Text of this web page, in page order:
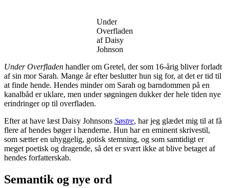
Under
Overfladen
af Daisy
Johnson
Under Overfladen handler om Gretel, der som 16-årig bliver forladt
af sin mor Sarah. Mange år efter beslutter hun sig for, at det er tid til
at finde hende. Hendes minder om Sarah og barndommen på en
kanalbåd er uklare, men under søgningen dukker der hele tiden nye
erindringer op til overfladen.
Efter at have læst Daisy Johnsons Søstre, har jeg glædet mig til at få
flere af hendes bøger i hænderne. Hun har en eminent skrivestil,
som sætter en uhyggelig, gotisk stemning, og som samtidigt er
meget poetisk og dragende, så det er svært ikke at blive betaget af
hendes forfatterskab.
Semantik og nye ord